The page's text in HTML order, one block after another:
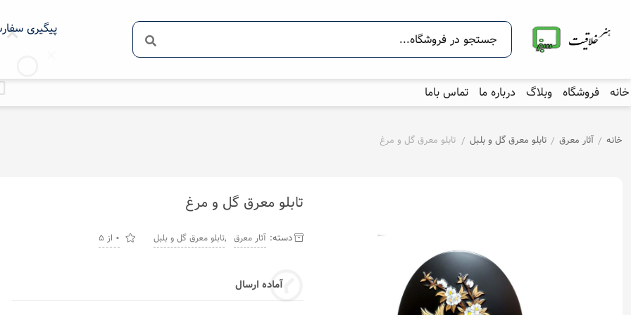
پیگیری
خانه فروشگاه وبلاگ درباره ما تماس باما
خانه / آثار معرق / تابلو معرق گل و بلبل / تابلو معرق گل و مرغ
تابلو معرق گل و مرغ
دسته: آثار معرق ,تابلو معرق گل و بلبل 0 از 5
آماده ارسال